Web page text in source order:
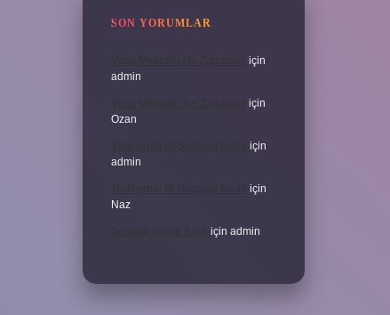
SON YORUMLAR
Veda Mektubu Ne Zamandır için
admin
Veda Mektubu Ne Zamandır için
Ozan
Türkiyenin Ilk Sözlüğü Nedir için
admin
Türkiyenin Ilk Sözlüğü Nedir için
Naz
Sardina Hangi Balık için admin